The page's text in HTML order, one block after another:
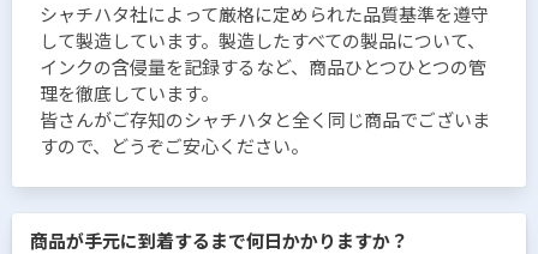
シャチハタ社によって厳格に定められた品質基準を遵守
して製造しています。製造したすべての製品について、
インクの含侵量を記録するなど、商品ひとつひとつの管
理を徹底しています。
皆さんがご存知のシャチハタと全く同じ商品でございま
すので、どうぞご安心ください。
商品が手元に到着するまで何日かかりますか？